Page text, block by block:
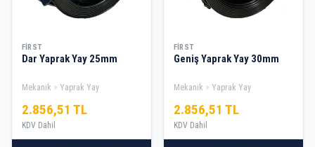
FIRST
Dar Yaprak Yay 25mm
Mekanik Yaprak Yay
2.856,51 TL
KDV Dahil
FIRST
Geniş Yaprak Yay 30mm
Mekanik Yaprak Yay
2.856,51 TL
KDV Dahil